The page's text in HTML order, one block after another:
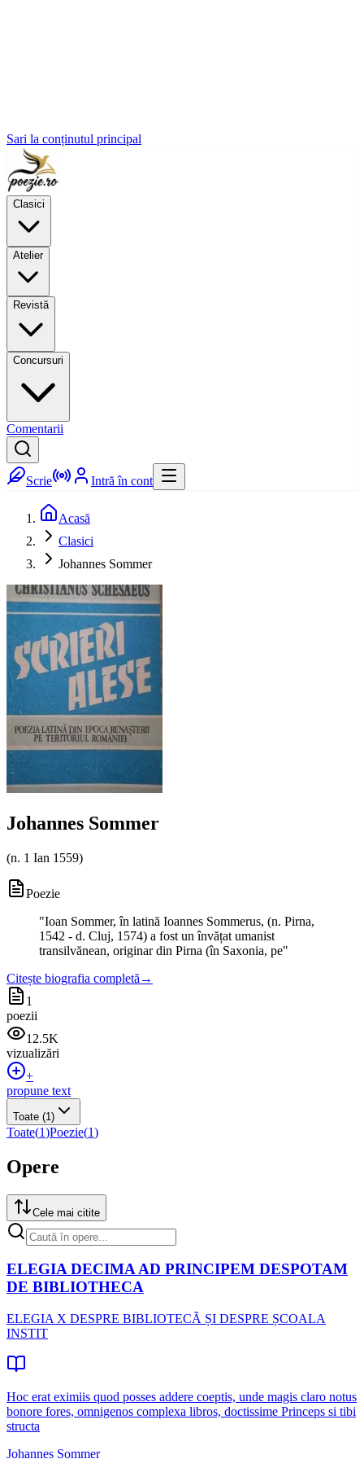
Sari la conținutul principal
Clasici
Atelier
Revistă
Concursuri
Comentarii
Scrie Intră în cont
Acasă
Clasici
Johannes Sommer
Johannes Sommer
(n. 1 Ian 1559)
Poezie
"Ioan Sommer, în latină Ioannes Sommerus, (n. Pirna,
1542 - d. Cluj, 1574) a fost un învățat umanist
transilvănean, originar din Pirna (în Saxonia, pe"
Citește biografia completă →
1
poezii
12.5K
vizualizări
+
propune text
Toate (1)
Toate(1)Poezie(1)
Opere
Cele mai citite
ELEGIA DECIMA AD PRINCIPEM DESPOTAM
DE BIBLIOTHECA
ELEGIA X DESPRE BIBLIOTECÃ ȘI DESPRE ȘCOALA
INSTIT
Hoc erat eximiis quod posses addere coeptis, unde magis claro notus
bonore fores, omnigenos complexa libros, doctissime Princeps si tibi
structa
Johannes Sommer